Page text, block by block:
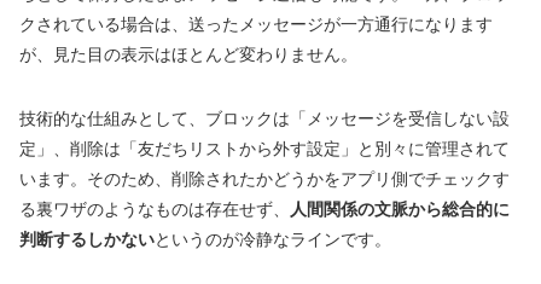
クされている場合は、送ったメッセージが一方通行になります
が、見た目の表示はほとんど変わりません。
技術的な仕組みとして、ブロックは「メッセージを受信しない設
定」、削除は「友だちリストから外す設定」と別々に管理されて
います。そのため、削除されたかどうかをアプリ側でチェックす
る裏ワザのようなものは存在せず、
人間関係の文脈から総合的に
判断するしかないというのが冷静なラインです。